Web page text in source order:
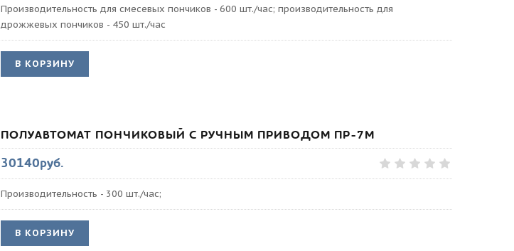
Производительность для смесевых пончиков - 600 шт./час; производительность для
дрожжевых пончиков - 450 шт./час
В КОРЗИНУ
ПОЛУАВТОМАТ ПОНЧИКОВЫЙ С РУЧНЫМ ПРИВОДОМ ПР-7М
30140руб.
Производительность - 300 шт./час;
В КОРЗИНУ